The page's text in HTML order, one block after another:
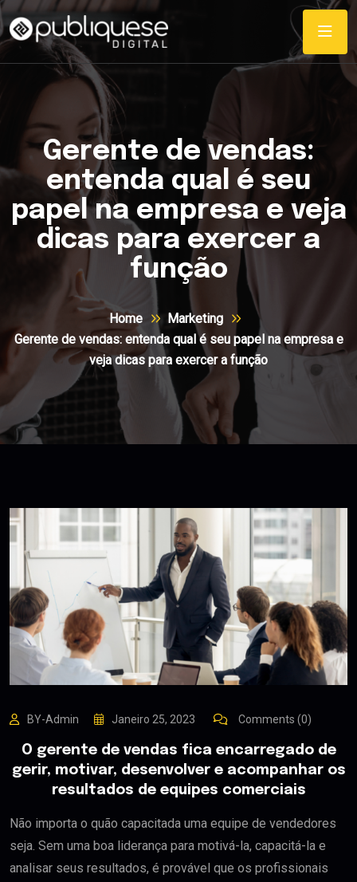
Gerente de vendas:
entenda qual é seu
papel na empresa e veja
dicas para exercer a
função
Home
Marketing
Gerente de vendas: entenda qual é seu papel na empresa e
veja dicas para exercer a função
BY-Admin Janeiro 25, 2023 Comments (0)
O gerente de vendas fica encarregado de
gerir, motivar, desenvolver e acompanhar os
resultados de equipes comerciais
Não importa o quão capacitada uma equipe de vendedores
seja. Sem uma boa liderança para motivá-la, capacitá-la e
analisar seus resultados, é provável que os profissionais